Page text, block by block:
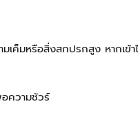
ค็มหรือสิ่งสกปรกสูง หากเข้า
อความชัวร์